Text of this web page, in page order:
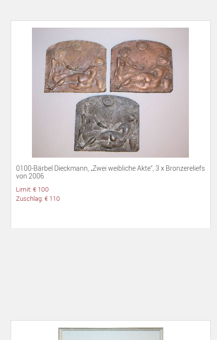
0100-Bärbel Dieckmann, „Zwei weibliche Akte“, 3 x Bronzereliefs
von 2006
Limit: € 100
Zuschlag: € 110